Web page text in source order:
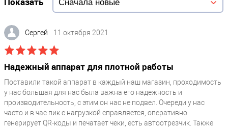
Модель
Атол 77Ф
Интеграции ?
1С / МойСклад / Трактиръ / R-Keeper / Честный знак / Tillypad XL
/ Сбис розница / Айтида / R-Keeper lite / Quick Resto
Сергей 11 октября 2021
Надежный аппарат для плотной работы
Поставили такой аппарат в каждый наш магазин, проходимость
у нас большая для нас была важна его надежность и
производительность, с этим он нас не подвел. Очереди у нас
часто и в час пик с нагрузкой справляется, оперативно
генерирует QR-коды и печатает чеки, есть автоотрезчик. Также